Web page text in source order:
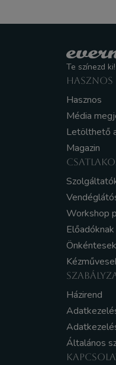
Te színezd ki!
HASZNOS
Hasznos
Média
Letölthető
Magazin
Workshop
Előadóknak
Házirend
Általános